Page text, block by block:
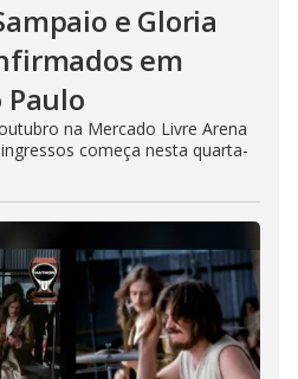
e Gloria
em
Paulo
na Mercado Livre Arena
começa nesta quarta-